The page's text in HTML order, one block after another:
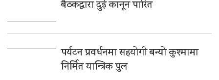
बैठकद्वारा दुई कानून पारित
पर्यटन प्रवर्धनमा सहयोगी बन्यो कुश्मामा
निर्मित यान्त्रिक पुल